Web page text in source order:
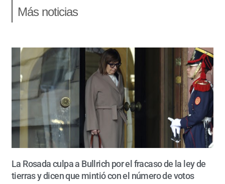
Más noticias
La Rosada culpa a Bullrich por el fracaso de la ley de
tierras y dicen que mintió con el número de votos